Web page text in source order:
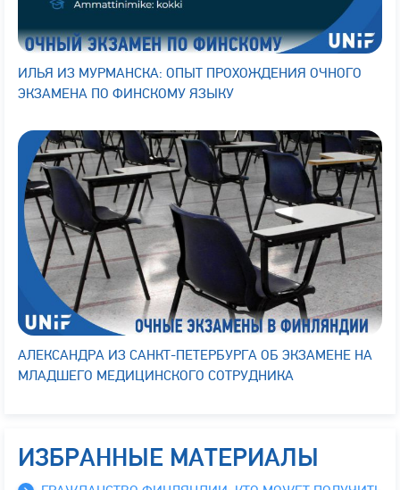
ИЛЬЯ ИЗ МУРМАНСКА: ОПЫТ ПРОХОЖДЕНИЯ ОЧНОГО
ЭКЗАМЕНА ПО ФИНСКОМУ ЯЗЫКУ
АЛЕКСАНДРА ИЗ САНКТ-ПЕТЕРБУРГА ОБ ЭКЗАМЕНЕ НА
МЛАДШЕГО МЕДИЦИНСКОГО СОТРУДНИКА
ИЗБРАННЫЕ МАТЕРИАЛЫ